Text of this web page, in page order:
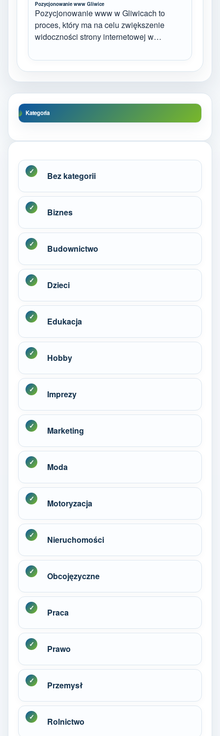
Pozycjonowanie www Gliwice
Pozycjonowanie www w Gliwicach to
proces, który ma na celu zwiększenie
widoczności strony internetowej w…
Kategoria
Bez kategorii
Biznes
Budownictwo
Dzieci
Edukacja
Hobby
Imprezy
Marketing
Moda
Motoryzacja
Nieruchomości
Obcojęzyczne
Praca
Prawo
Przemysł
Rolnictwo